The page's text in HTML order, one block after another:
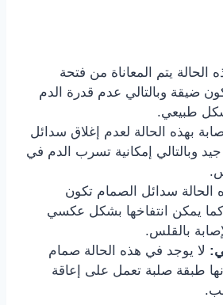
الحالة يتم المعاناة من فتحة
ضيقة وبالتالي عدم قدرة الدم
طبيعي.
بهذه الحالة لعدم إغلاق سدائل
وبالتالي إمكانية تسرب الدم في
الحالة سدائل الصمام تكون
يمكن انتفاخها بشكل عكسي
بالقلس.
لا يوجد في هذه الحالة صمام
طبقة صلبة تعمل على إعاقة